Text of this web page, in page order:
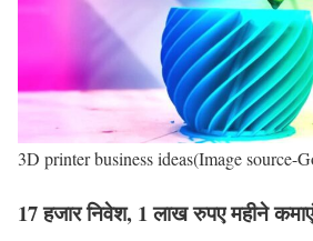
3D printer business ideas(Image source-
17 हजार निवेश, 1 लाख रुपए महीने कमाएं